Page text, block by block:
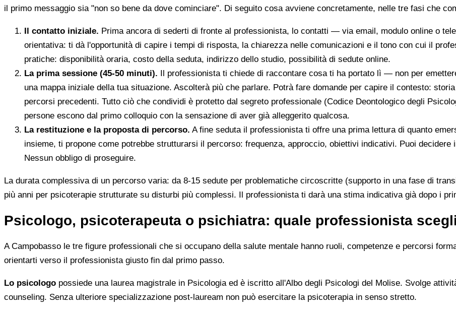
il primo messaggio sia "non so bene da dove cominciare". Di seguito cosa avviene concretamente, nelle tre fasi che
Il contatto iniziale. Prima ancora di sederti di fronte al professionista, lo contatti — via email, modulo online o
orientativa: ti dà l'opportunità di capire i tempi di risposta, la chiarezza nelle comunicazioni e il tono con cui il
pratiche: disponibilità oraria, costo della seduta, indirizzo dello studio, possibilità di sedute online.
La prima sessione (45-50 minuti). Il professionista ti chiede di raccontare cosa ti ha portato lì — non per
una mappa iniziale della tua situazione. Ascolterà più che parlare. Potrà fare domande per capire il contesto:
percorsi precedenti. Tutto ciò che condividi è protetto dal segreto professionale (Codice Deontologico degli
persone escono dal primo colloquio con la sensazione di aver già alleggerito qualcosa.
La restituzione e la proposta di percorso. A fine seduta il professionista ti offre una prima lettura di quanto
insieme, ti propone come potrebbe strutturarsi il percorso: frequenza, approccio, obiettivi indicativi. Puoi decidere
Nessun obbligo di proseguire.
La durata complessiva di un percorso varia: da 8-15 sedute per problematiche circoscritte (supporto in una fase di
più anni per psicoterapie strutturate su disturbi più complessi. Il professionista ti darà una stima indicativa già dopo i
Psicologo, psicoterapeuta o psichiatra: quale professionista
A Campobasso le tre figure professionali che si occupano della salute mentale hanno ruoli, competenze e percorsi
orientarti verso il professionista giusto fin dal primo passo.
Lo psicologo possiede una laurea magistrale in Psicologia ed è iscritto all'Albo degli Psicologi del Molise. Svolge
counseling. Senza ulteriore specializzazione post-lauream non può esercitare la psicoterapia in senso stretto.